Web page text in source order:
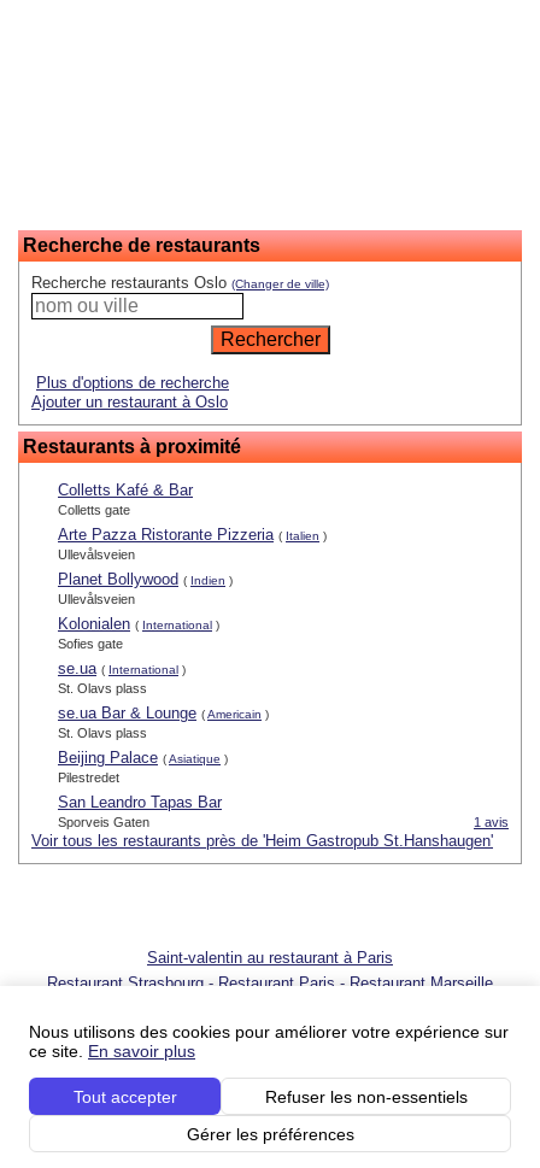
Recherche de restaurants
Recherche restaurants Oslo (Changer de ville)
Plus d'options de recherche
Ajouter un restaurant à Oslo
Restaurants à proximité
Colletts Kafé & Bar
Colletts gate
Arte Pazza Ristorante Pizzeria ( Italien )
Ullevålsveien
Planet Bollywood ( Indien )
Ullevålsveien
Kolonialen ( International )
Sofies gate
se.ua ( International )
St. Olavs plass
se.ua Bar & Lounge (Americain )
St. Olavs plass
Beijing Palace (Asiatique )
Pilestredet
San Leandro Tapas Bar
1 avis
Sporveis Gaten
Voir tous les restaurants près de 'Heim Gastropub St.Hanshaugen'
Saint-valentin au restaurant à Paris
Restaurant Strasbourg - Restaurant Paris - Restaurant Marseille
interdite
Ajouter votre restaurant
Conditions du service-Conditions du service pour les professionnels-Politique sur
la vie privée-Votre publicité sur SortirAuResto.com-SortirAuResto recrute
Nos partenaires : Les restos – guide de restaurants
Nous utilisons des cookies pour améliorer votre expérience sur
ce site. En savoir plus
Tout accepter
Refuser les non-essentiels
Gérer les préférences